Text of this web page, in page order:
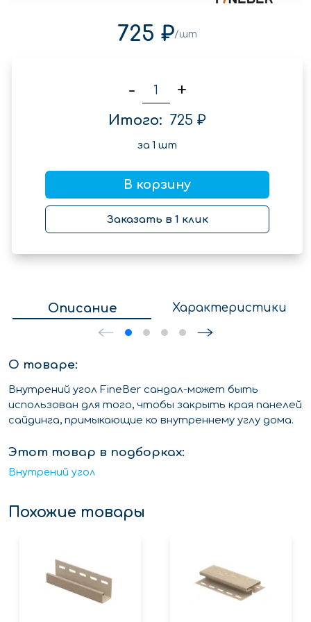
725 ₽/шт
- +
Итого: 725 ₽
за 1 шт
В корзину
Заказать в 1 клик
Описание Характеристики
О товаре:
Внутрений угол FineBer сандал-может быть
использован для того, чтобы закрыть края панелей
сайдинга, примыкающие ко внутреннему углу дома.
Этот товар в подборках:
Внутрений угол
Похожие товары